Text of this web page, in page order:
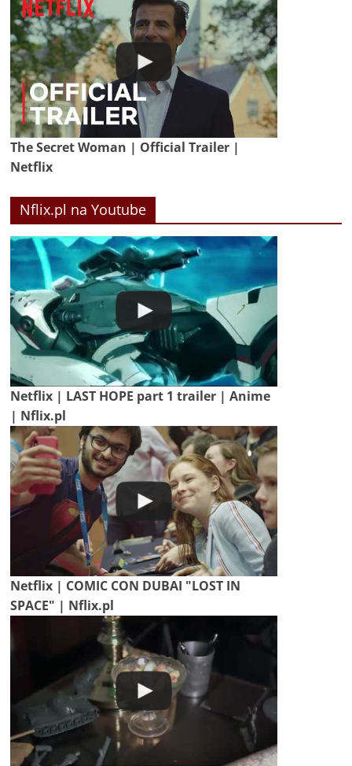
The Secret Woman | Official Trailer |
Netflix
Nflix.pl na Youtube
Netflix | LAST HOPE part 1 trailer | Anime
| Nflix.pl
Netflix | COMIC CON DUBAI "LOST IN
SPACE" | Nflix.pl